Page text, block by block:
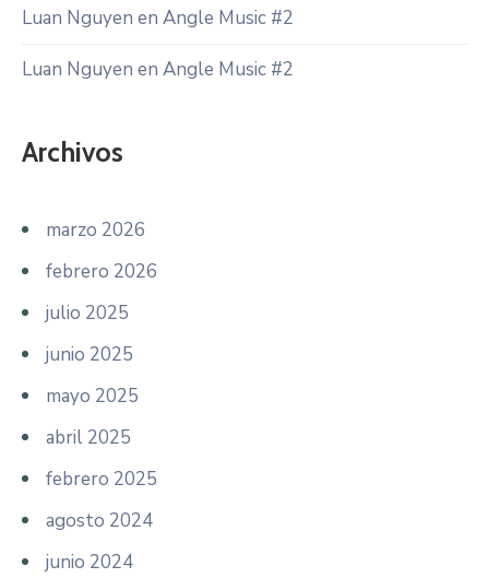
Luan Nguyen en Angle Music #2
Luan Nguyen en Angle Music #2
Archivos
marzo 2026
febrero 2026
julio 2025
junio 2025
mayo 2025
abril 2025
febrero 2025
agosto 2024
junio 2024